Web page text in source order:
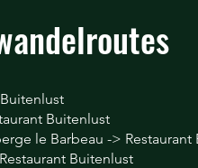
Buitenlust
le Barbeau -> Restaurant
Buitenlust